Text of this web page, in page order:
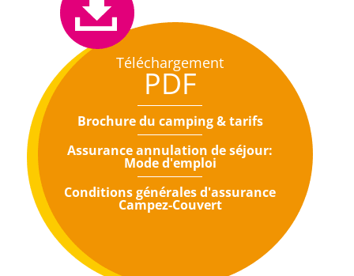
Téléchargement
PDF
Brochure du camping & tarifs
Assurance annulation de séjour:
Mode d'emploi
Conditions générales d'assurance
Campez-Couvert